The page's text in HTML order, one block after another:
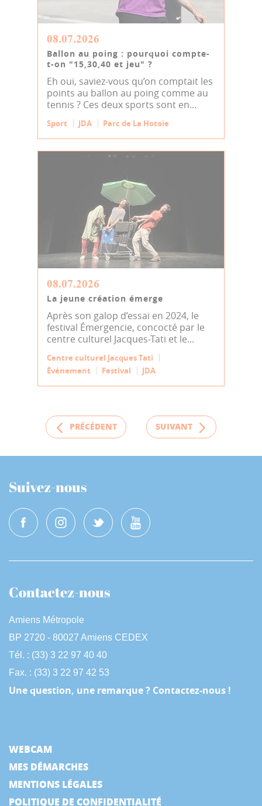
08.07.2026
Ballon au poing : pourquoi compte-
t-on "15,30,40 et jeu" ?
Eh oui, saviez-vous qu’on comptait les
points au ballon au poing comme au
tennis ? Ces deux sports sont en...
Sport JDA Parc de La Hotoie
08.07.2026
La jeune création émerge
Après son galop d’essai en 2024, le
festival Émergencie, concocté par le
centre culturel Jacques-Tati et le...
Centre culturel Jacques Tati
Événement
Festival JDA
PRÉCÉDENT SUIVANT
Suivez-nous
Contactez-nous
Amiens Métropole
BP 2720 - 80027 Amiens CEDEX
Tél. : (33) 3 22 97 40 40
Fax. : (33) 3 22 97 42 53
Une question, une remarque ? Contactez-nous !
WEBCAM
MES DÉMARCHES
MENTIONS LÉGALES
POLITIQUE DE CONFIDENTIALITÉ